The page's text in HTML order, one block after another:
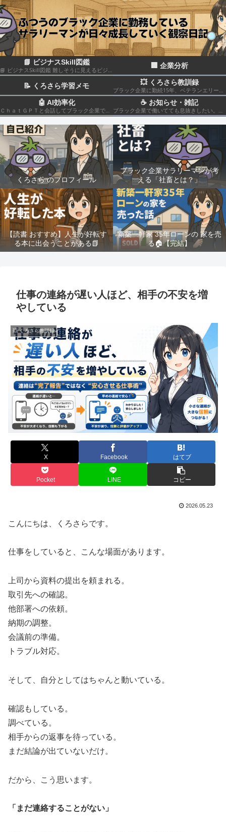
📘 ビジナスSkill図鑑
📘 ビジナスSkill図鑑 難しそうに見えるビジネススキルも、構造化して分解すれば実はカンタン！いろんなスキルの組み合わせだということがわかると思います このカテゴリでは仕事のスキルを“ナスでもわかる”レベルで図解＆やさしく柔らかく解説していきます🍆
🏢 企業分析
📝 くろさら学習メモ 💥 くろさら教訓録
ブラック企業に勤続15年、ベテランエリート社畜サラリーマンの経験を活かした日記です📗
🤖 AI効率化
ＣｈａｔＧＰＴと会話してブラック企業での疲れを癒やしたり、自己成長のための知見を広げる💻
☕ お知らせ・雑記
ブラック企業で働いてても息抜きしたい。。。
くろさら のプロフィール
ブラック企業サラリーマンが考
える「社畜とは？」
【読書 おすすめ】人生が好転す
る本に出会うことがある📗
新築一軒家 35年ローンの 家を売
る🏠️【完結】
仕事の連絡が遅い人ほど、相手の不安を増
やしている
💥 くろさら教訓録
X Facebook はてブ
Pocket LINE コピー
2026.05.23
こんにちは、くろさらです。
仕事をしていると、こんな場面があります。
上司から資料の提出を頼まれる。
取引先への確認。
他部署への依頼。
納期の調整。
会議前の準備。
トラブル対応。
そして、自分としてはちゃんと動いている。
確認もしている。
調べている。
相手からの返事を待っている。
まだ結論が出ていないだけ。
だから、こう思います。
「まだ連絡することがない」